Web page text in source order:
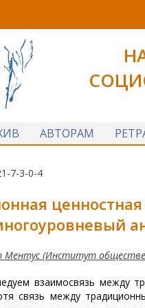
АВТОРАМ
7-3-0-4
Ментус (Институт
взаимосвязь между
связь между